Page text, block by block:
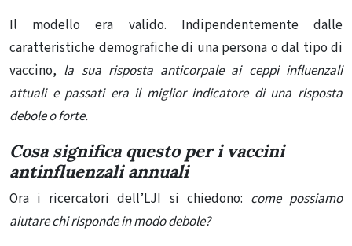
Il modello era valido. Indipendentemente dalle
caratteristiche demografiche di una persona o dal tipo di
vaccino, la sua risposta anticorpale ai ceppi influenzali
attuali e passati era il miglior indicatore di una risposta
debole o forte.
Cosa significa questo per i vaccini
antinfluenzali annuali
Ora i ricercatori dell’LJI si chiedono: come possiamo
aiutare chi risponde in modo debole?